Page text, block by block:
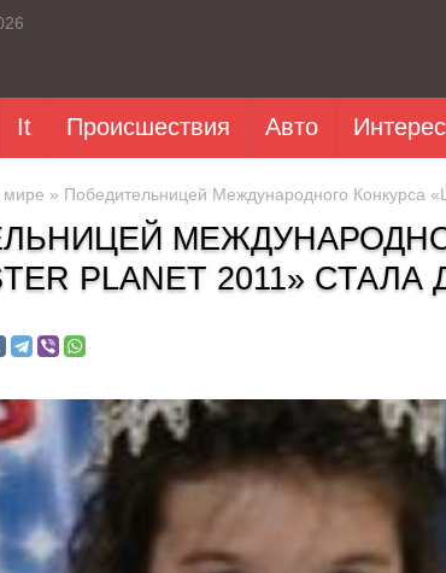
It Происшествия Авто
мире » Победительницей Международного Конкурса
PLANET 2011»